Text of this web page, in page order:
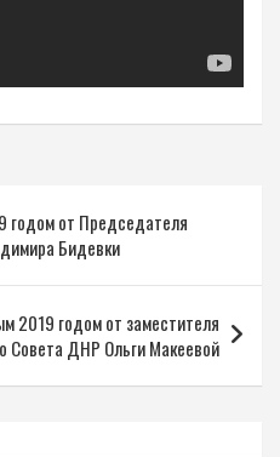
годом от Председателя
Бидевки
2019 годом от заместителя
Совета ДНР Ольги Макеевой